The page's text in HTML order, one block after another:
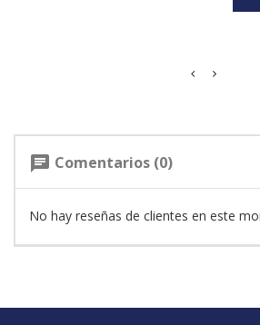
chat Comentarios (0)
No hay reseñas de clientes en este